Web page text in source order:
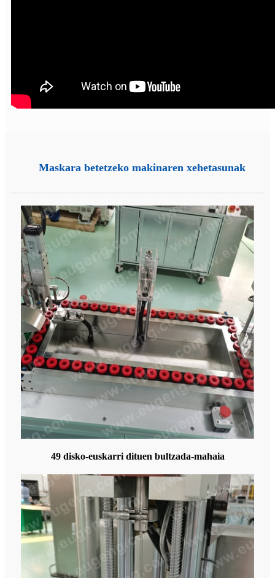
Maskara betetzeko makinaren xehetasunak
49 disko-euskarri dituen bultzada-mahaia